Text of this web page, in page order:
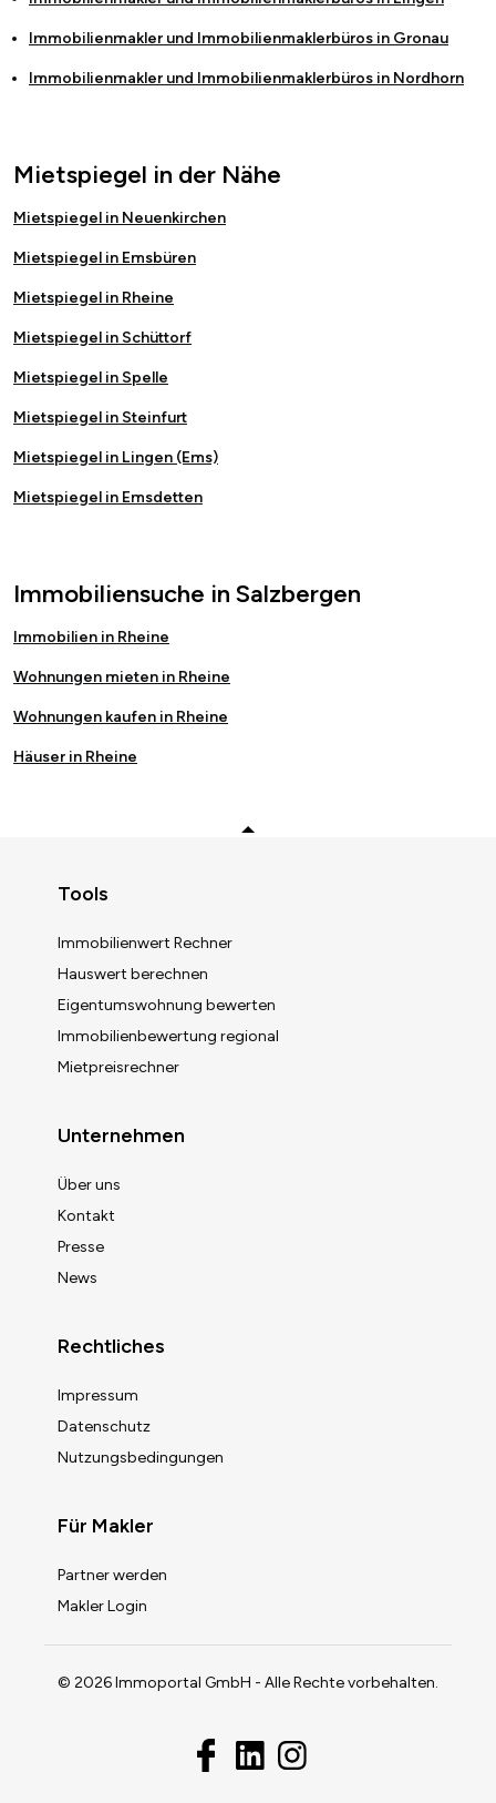
Immobilienmakler und Immobilienmaklerbüros in Gronau
Immobilienmakler und Immobilienmaklerbüros in Nordhorn
Mietspiegel in der Nähe
Mietspiegel in Neuenkirchen
Mietspiegel in Emsbüren
Mietspiegel in Rheine
Mietspiegel in Schüttorf
Mietspiegel in Spelle
Mietspiegel in Steinfurt
Mietspiegel in Lingen (Ems)
Mietspiegel in Emsdetten
Immobiliensuche in Salzbergen
Immobilien in Rheine
Wohnungen mieten in Rheine
Wohnungen kaufen in Rheine
Häuser in Rheine
Tools
Immobilienwert Rechner
Hauswert berechnen
Eigentumswohnung bewerten
Immobilienbewertung regional
Mietpreisrechner
Unternehmen
Über uns
Kontakt
Presse
News
Rechtliches
Impressum
Datenschutz
Nutzungsbedingungen
Für Makler
Partner werden
Makler Login
© 2026 Immoportal GmbH - Alle Rechte vorbehalten.